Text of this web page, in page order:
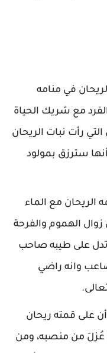
في منامه
مع شريك الحياة
التي رأت نبات الريحان
سترزق بمولود
مع الماء
الهموم والفرحة
تدل على طيبه صاحب
وانه راضي
على قمته ريحان
عُزلَ من منصبه، ومن